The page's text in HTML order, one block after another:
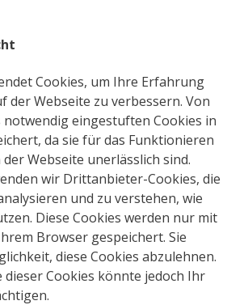
Cookies, um Ihre Erfahrung
der Webseite zu verbessern. Von
notwendig eingestuften Cookies in
da sie für das Funktionieren
Webseite unerlässlich sind.
wir Drittanbieter-Cookies, die
und zu verstehen, wie
Diese Cookies werden nur mit
Browser gespeichert. Sie
diese Cookies abzulehnen.
dieser Cookies könnte jedoch Ihr